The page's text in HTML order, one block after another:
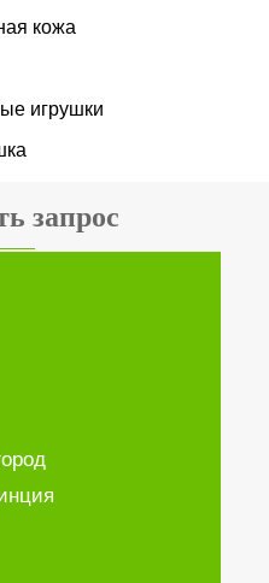
кожа
игрушки
запрос